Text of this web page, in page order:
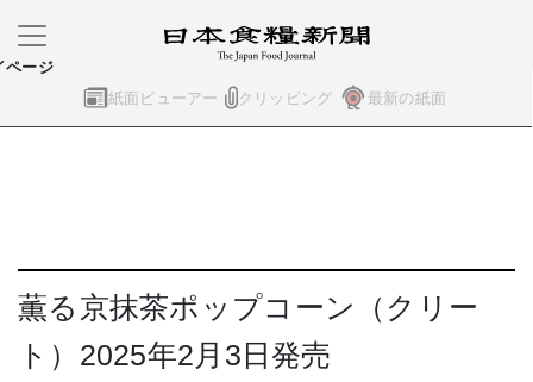
紙面ビューアー クリッピング 最新の紙面
ページ
薫る京抹茶ポップコーン（クリー
ト）2025年2月3日発売